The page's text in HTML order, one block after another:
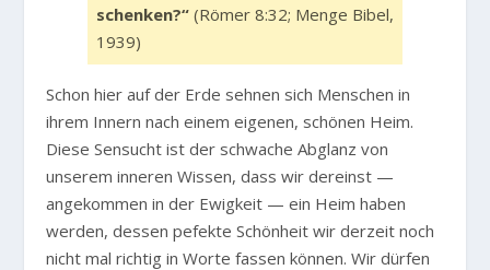
schenken?“(Römer 8:32; Menge Bibel,
1939)
Schon hier auf der Erde sehnen sich Menschen in
ihrem Innern nach einem eigenen, schönen Heim.
Diese Sensucht ist der schwache Abglanz von
unserem inneren Wissen, dass wir dereinst —
angekommen in der Ewigkeit — ein Heim haben
werden, dessen pefekte Schönheit wir derzeit noch
nicht mal richtig in Worte fassen können. Wir dürfen